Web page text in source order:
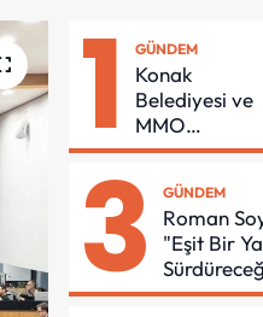
1 GÜNDEM
Konak
Belediyesi ve
MMO
Arasında
Güvenliği İçin
Önemli
Protokol
3 GÜNDEM
Roman
"Eşit Bir